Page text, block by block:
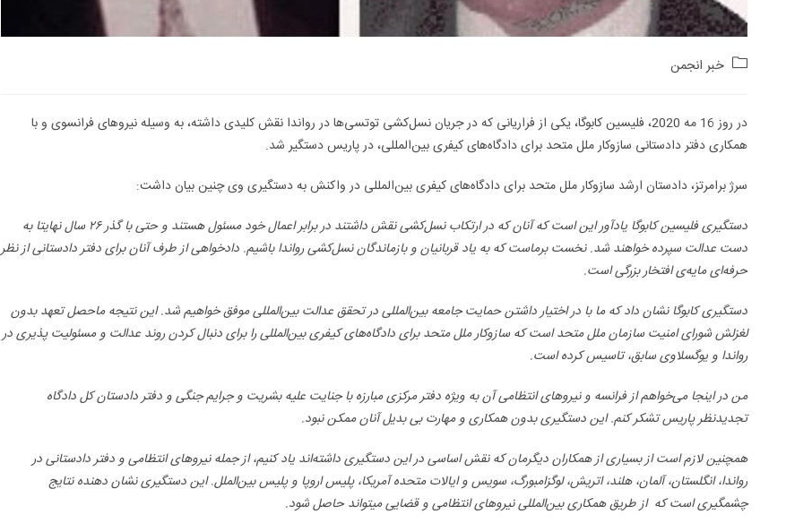
Post
خبر انجمن
در روز 16 مه 2020، فلیسین کابوگا، یکی از فراریانی که در جریان نسل‌کشی توتسی‌ها در رواندا نقش کلیدی داشته، به وسیله نیروهای فرانسوی و با
همکاری دفتر دادستانی سازوکار ملل متحد برای دادگاه‌های کیفری بین‌المللی، در پاریس دستگیر شد.
سرژ برامرتز، دادستان ارشد سازوکار ملل متحد برای دادگاه‌های کیفری بین‌المللی در واکنش به دستگیری وی چنین بیان داشت:
دستگیری فلیسین کابوگا یادآور این است که آنان که در ارتکاب نسل‌کشی نقش داشتند در برابر اعمال خود مسئول هستند و حتی با گذر۲۶ سال نهایتا به
دست عدالت سپرده خواهند شد. نخست برماست که به یاد قربانیان و بازماندگان نسل‌کشی رواندا باشیم. دادخواهی از طرف آنان برای دفتر دادستانی از نظر
حرفه‌ای مایه‌ی افتخار بزرگی است.
دستگیری کابوگا نشان داد که ما با در اختیار داشتن حمایت جامعه بین‌المللی در تحقق عدالت بین‌المللی موفق خواهیم شد. این نتیجه ماحصل تعهد بدون
لغزلش شورای امنیت سازمان ملل متحد است که سازوکارملل متحد برای دادگاه‌های کیفری بین‌المللی را برای دنبال کردن روند عدالت و مسئولیت پذیری در
رواندا و یوگسلاوی سابق، تاسیس کرده است.
من در اینجا می‌خواهم از فرانسه و نیروهای انتظامی آن به ویژه دفتر مرکزی مبارزه با جنایت‌ علیه بشریت و جرایم جنگی و دفتر دادستان کل دادگاه
تجدیدنظر پاریس تشکر کنم. این دستگیری بدون همکاری و مهارت بی بدیل آنان ممکن نبود.
همچنین لازم است از بسیاری از همکاران دیگرمان کهنقش اساسی در این دستگیری داشته‌اند یاد کنیم، از جمله نیروهای انتظامی و دفتر دادستانی در
رواندا، انگلستان، آلمان، هلند، اتریش، لوگزامبورگ، سویس و ایالات متحده آمریکا، پلیس اروپا و پلیس بین‌الملل. این دستگیری نشان دهنده نتایج
چشمگیری است که از طریق همکاری بین‌المللی نیروهای انتظامی و قضایی می­تواند حاصل شود.